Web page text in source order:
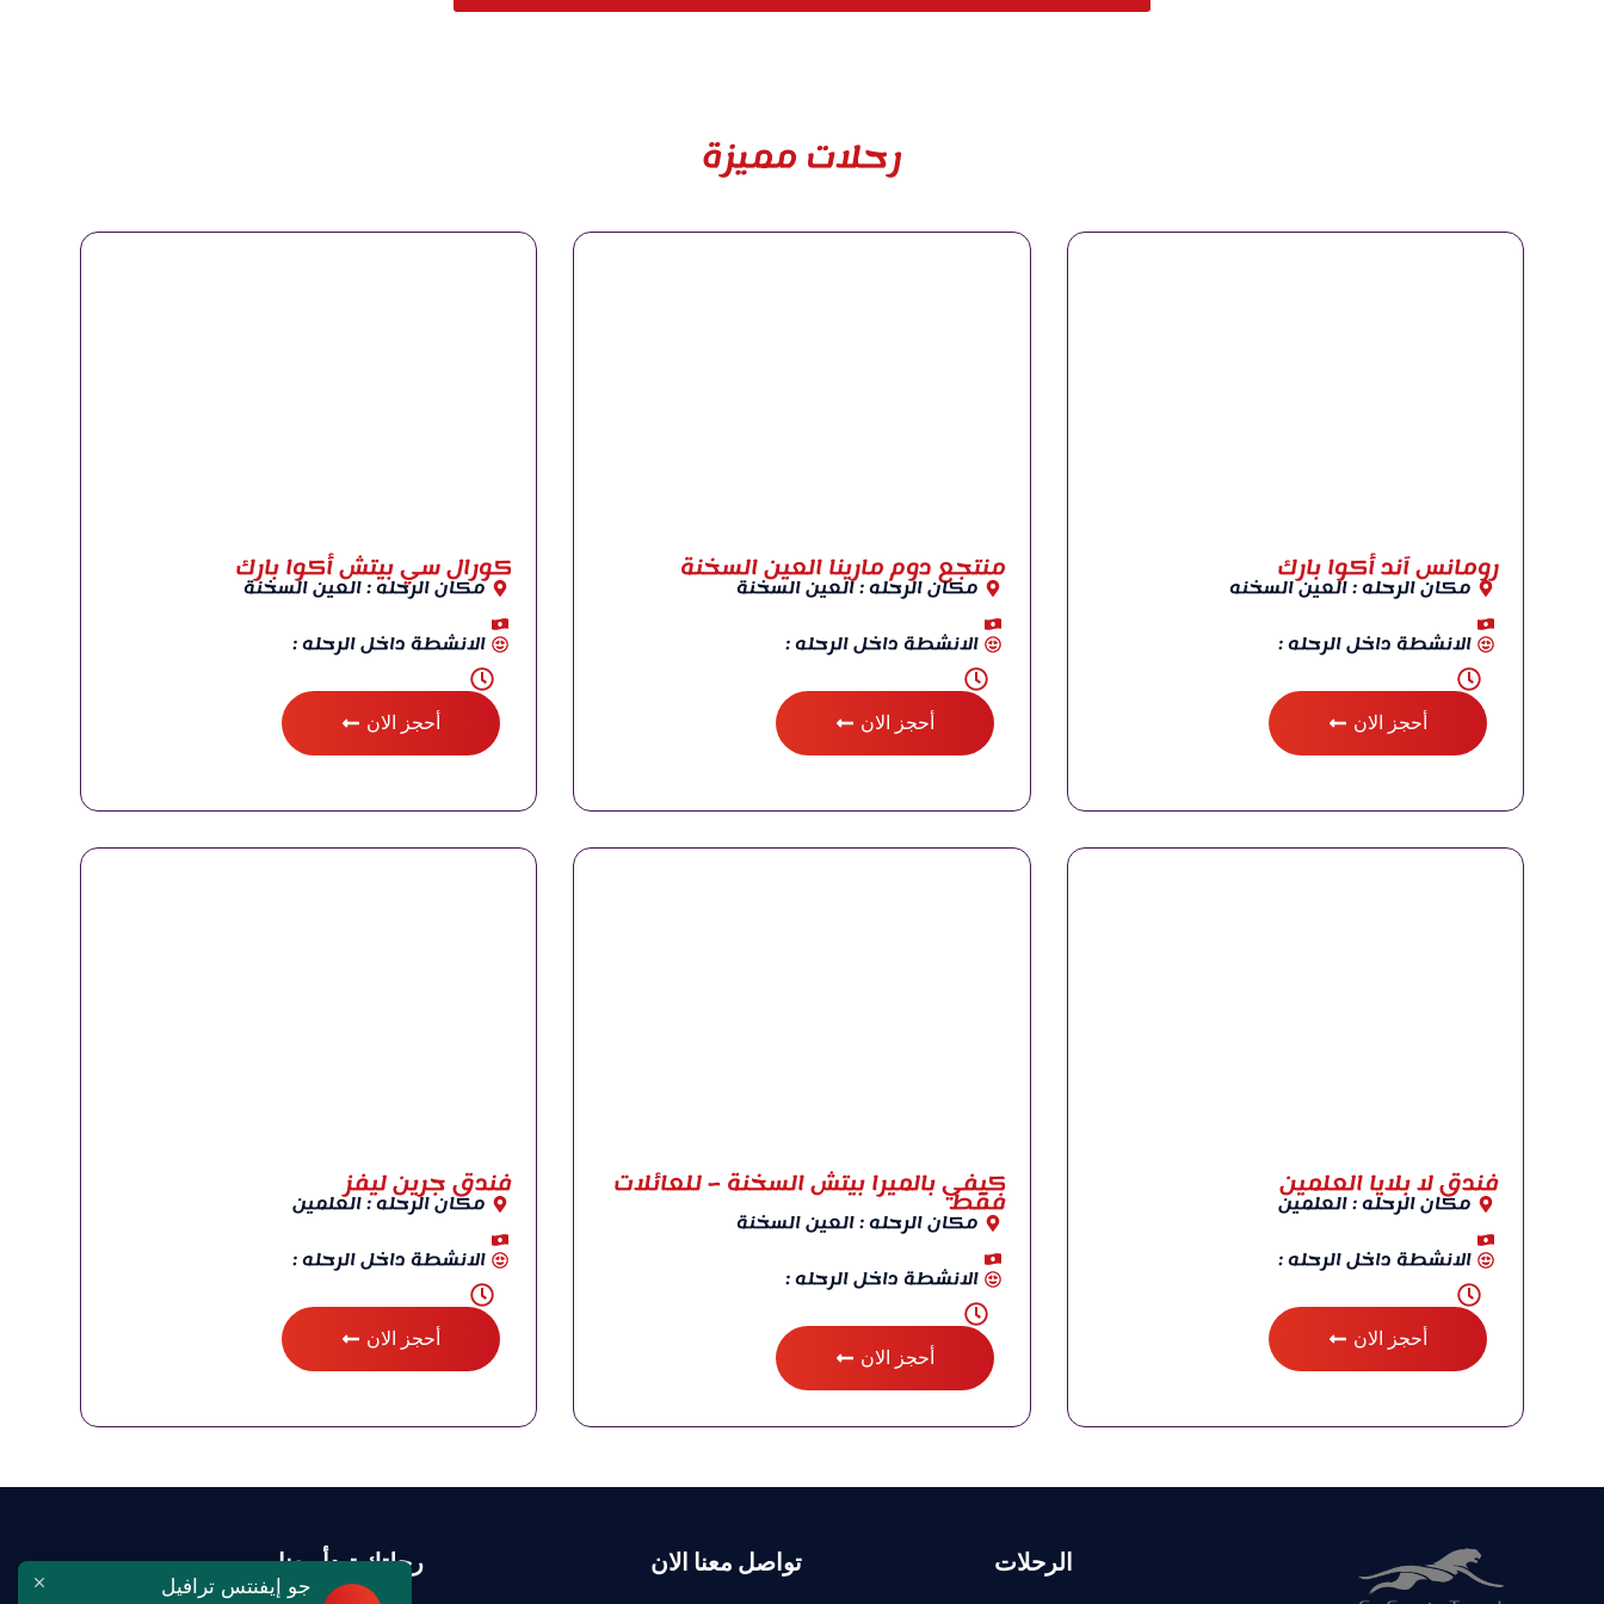
رحلات مميزة
رومانس آند أكوا بارك
مكان الرحله : العين السخنه
الانشطة داخل الرحله :
أحجز الان
منتجع دوم مارينا العين السخنة
مكان الرحله : العين السخنة
الانشطة داخل الرحله :
أحجز الان
كورال سي بيتش أكوا بارك
مكان الرحله : العين السخنة
الانشطة داخل الرحله :
أحجز الان
فندق لا بلايا العلمين
مكان الرحله : العلمين
الانشطة داخل الرحله :
أحجز الان
كيفي بالميرا بيتش السخنة – للعائلات
فقط
مكان الرحله : العين السخنة
الانشطة داخل الرحله :
أحجز الان
فندق جرين ليفز
مكان الرحله : العلمين
الانشطة داخل الرحله :
أحجز الان
الرحلات تواصل معنا الان رحلتك تبدأ معنا
جو إيفنتس ترافيل